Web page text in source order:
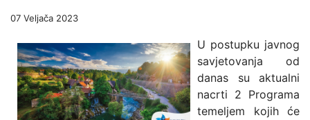
07 Veljača 2023
U postupku javnog
savjetovanja od
danas su aktualni
nacrti 2 Programa
temeljem kojih će